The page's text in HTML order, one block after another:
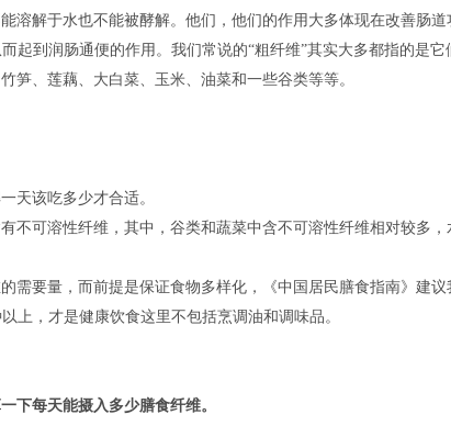
溶解于水也不能被酵解。他们，他们的作用大多体现在改善肠道
起到润肠通便的作用。我们常说的“粗纤维”其实大多都指的是它
笋、莲藕、大白菜、玉米、油菜和一些谷类等等。
天该吃多少才合适。
不可溶性纤维，其中，谷类和蔬菜中含不可溶性纤维相对较多，
需要量，而前提是保证食物多样化，《中国居民膳食指南》建议
上，才是健康饮食这里不包括烹调油和调味品。
下每天能摄入多少膳食纤维。